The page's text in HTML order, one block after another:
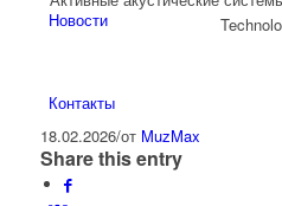
Новости
Контакты
18.02.2026/от MuzMax
Share this entry